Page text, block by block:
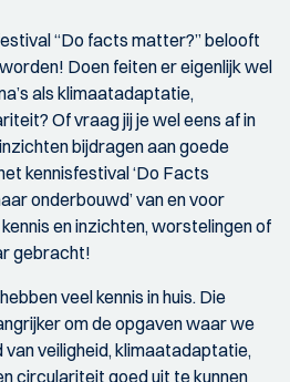
“Do facts matter?” belooft
Doen feiten er eigenlijk wel
als klimaatadaptatie,
Of vraag jij je wel eens af in
bijdragen aan goede
kennisfestival ‘Do Facts
onderbouwd’ van en voor
en inzichten, worstelingen of
gebracht!
veel kennis in huis. Die
om de opgaven waar we
veiligheid, klimaatadaptatie,
circulariteit goed uit te kunnen